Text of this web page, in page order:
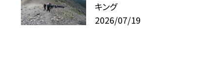
キング
2026/07/19